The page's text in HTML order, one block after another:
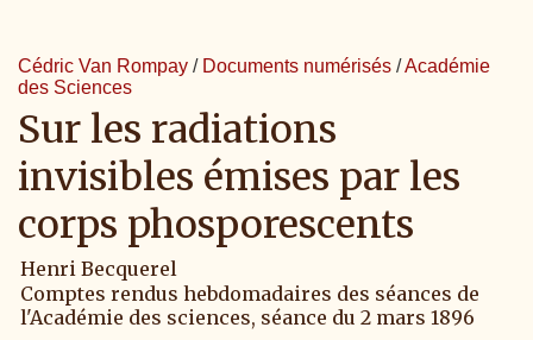
Cédric Van Rompay / Documents numérisés /Académie
des Sciences
Sur les radiations
invisibles émises par les
corps phosporescents
Henri Becquerel
Comptes rendus hebdomadaires des séances de
l'Académie des sciences, séance du 2 mars 1896